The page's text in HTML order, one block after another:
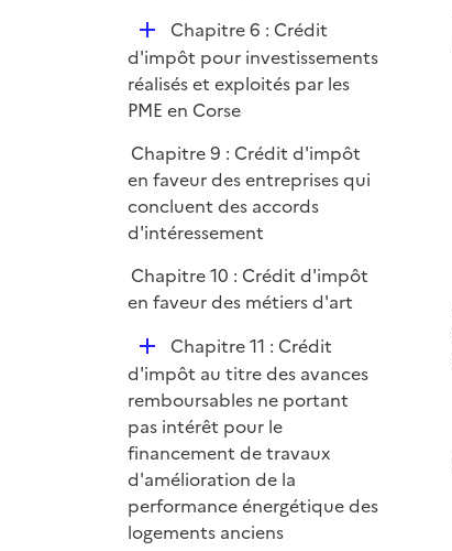
e
r
D
é
p
l
e
r
Chapitre 6 : Crédit
d'impôt pour investissements
réalisés et exploités par les
PME en Corse
Chapitre 9 : Crédit d'impôt
en faveur des entreprises qui
concluent des accords
d'intéressement
Chapitre 10 : Crédit d'impôt
en faveur des métiers d'art
D
é
p
l
i
e
r
Chapitre 11 : Crédit
d'impôt au titre des avances
remboursables ne portant
pas intérêt pour le
financement de travaux
d'amélioration de la
performance énergétique des
logements anciens